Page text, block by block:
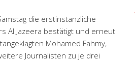
die erstinstanzliche
Al Jazeera bestätigt und erneut
Mohamed Fahmy,
Journalisten zu je drei